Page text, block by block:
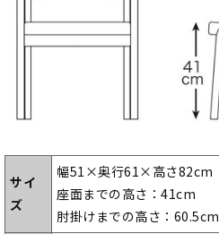
サイ
ズ
幅51×奥行61×高さ82cm
座面までの高さ：41cm
肘掛けまでの高さ：60.5cm